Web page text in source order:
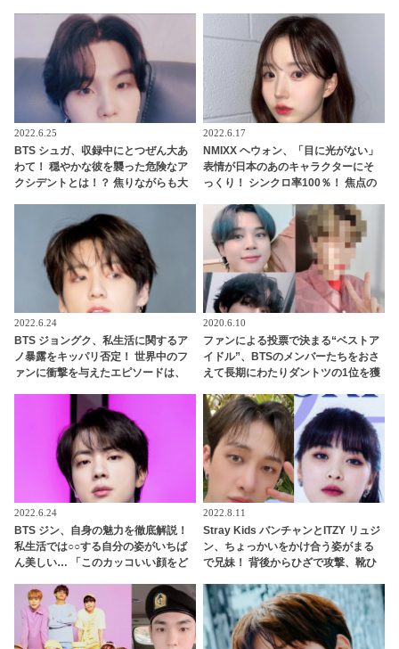
にびっくり
元へ連行・・ かわいすぎる一部始終
に爆笑
2022.6.25
BTS シュガ、収録中にとつぜん大あ
わて！ 穏やかな彼を襲った危険なア
クシデントとは！？ 焦りながらも大
いたファインプレーにびっくり＆く
2022.6.17
NMIXX ヘウォン、「目に光がない」
表情が日本のあのキャラクターにそ
っくり！ シンクロ率100％！ 焦点の
2022.6.24
BTS ジョングク、私生活に関するア
ノ暴露をキッパリ否定！ 世界中のフ
ァンに衝撃を与えたエピソードは、
った？ 「悔しい」と反論しながらも
素直に認めてしまう彼の釈明がかわ
2020.6.10
ファンによる投票で決まる“ベストア
イドル”、BTSのメンバーたちをおさ
えて長期にわたりダントツの1位を獲
2022.6.24
BTS ジン、自身の魅力を徹底解説！
私生活では○○する自分の姿がいちば
ん美しい… 「このカッコいい顔をど
ぐる残念だったエピソードまで明か
したチャーミングな告白にファン共
感
2022.8.11
Stray Kids バンチャンとITZY リュジ
ン、ちょっかいをかけ合う姿がまる
で兄妹！ 背後からひざで攻撃、靴ひ
JYPアーティストのやり取りにほっこ
り